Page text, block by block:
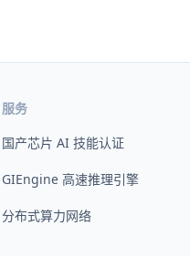
服务
国产芯片 AI 技能认证
GIEngine 高速推理引擎
分布式算力网络